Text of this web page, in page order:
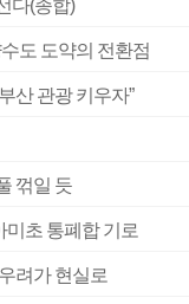
다(종합)
도 도약의 전환점
산 관광 키우자”
꺾일 듯
초 통폐합 기로
려가 현실로